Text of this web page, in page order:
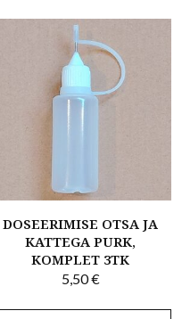
DOSEERIMISE OTSA JA
KATTEGA PURK,
KOMPLET 3TK
5,50€